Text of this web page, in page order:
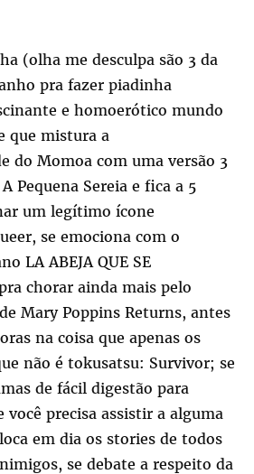
(olha me desculpa são 3 da
pra fazer piadinha
e homoerótico mundo
que mistura a
do Momoa com uma versão 3
Pequena Sereia e fica a 5
um legítimo ícone
se emociona com o
LA ABEJA QUE SE
chorar ainda mais pelo
Mary Poppins Returns, antes
na coisa que apenas os
não é tokusatsu: Survivor; se
de fácil digestão para
você precisa assistir a alguma
em dia os stories de todos
se debate a respeito da